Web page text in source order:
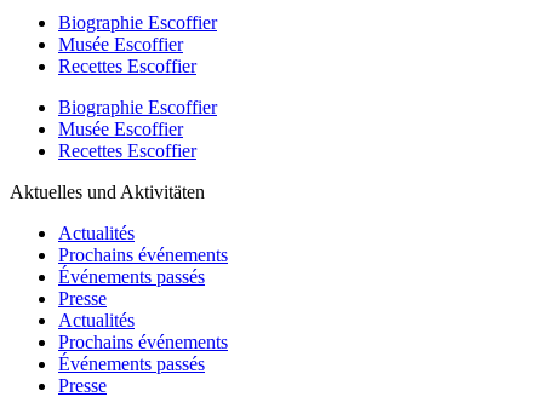
Biographie Escoffier
Musée Escoffier
Recettes Escoffier
Biographie Escoffier
Musée Escoffier
Recettes Escoffier
Aktuelles und Aktivitäten
Actualités
Prochains événements
Événements passés
Presse
Actualités
Prochains événements
Événements passés
Presse